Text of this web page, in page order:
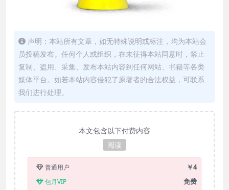
声明：本站所有文章，如无特殊说明或标注，均为本站会
员投稿发布。任何个人或组织，在未征得本站同意时，禁止
复制、盗用、采集、发布本站内容到任何网站、书籍等各类
媒体平台。如若本站内容侵犯了原著者的合法权益，可联系
我们进行处理。
本文包含以下付费内容
阅读
普通用户 ￥4
包月VIP 免费